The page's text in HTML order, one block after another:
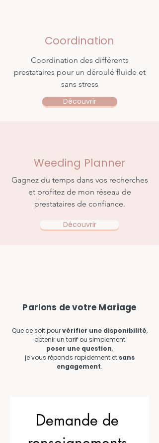
Coordination
Coordination des différents
prestataires pour un déroulé fluide et
sans stress
Découvrir
Weeding Planner
Gagnez du temps dans vos recherches
et profitez de mon réseau de
prestataires de confiance.
Découvrir
Parlons de votre Mariage
Que ce soit pourvérifier une disponibilité,
obtenir un tarif ou simplement
poser une question,
je vous réponds rapidement et sans
engagement.
Demande de